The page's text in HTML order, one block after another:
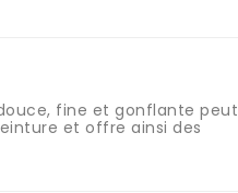
fine et gonflante peut
et offre ainsi des